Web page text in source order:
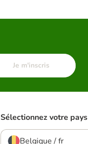
Je m'inscris
Sélectionnez votre pays
Belgique / fr